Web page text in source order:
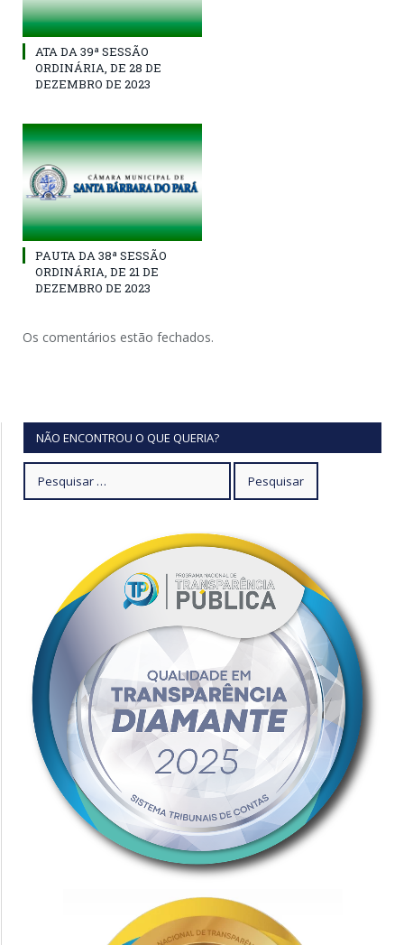
ATA DA 39ª SESSÃO
ORDINÁRIA, DE 28 DE
DEZEMBRO DE 2023
PAUTA DA 38ª SESSÃO
ORDINÁRIA, DE 21 DE
DEZEMBRO DE 2023
Os comentários estão fechados.
NÃO ENCONTROU O QUE QUERIA?